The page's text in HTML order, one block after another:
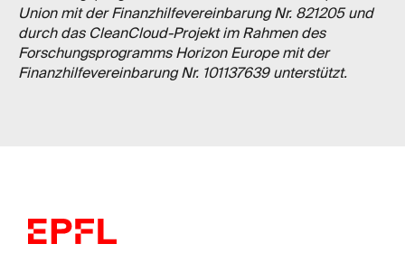
Union mit der Finanzhilfevereinbarung Nr. 821205 und
durch das CleanCloud-Projekt im Rahmen des
Forschungsprogramms Horizon Europe mit der
Finanzhilfevereinbarung Nr. 101137639 unterstützt.